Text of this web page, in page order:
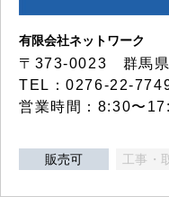
有限会社ネットワーク
〒373-0023 群馬県
TEL：0276-22-
営業時間：8:30〜
販売可 工事・